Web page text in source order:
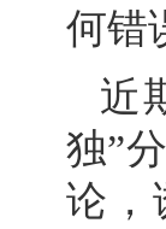
何错
近
独”
论，